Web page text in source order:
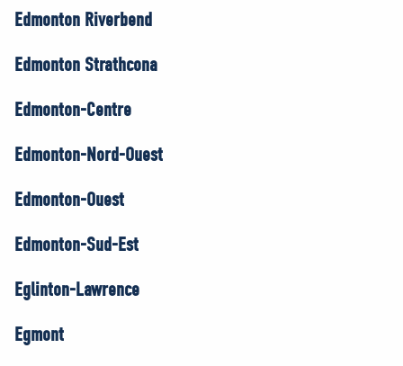
Edmonton Riverbend
Edmonton Strathcona
Edmonton-Centre
Edmonton-Nord-Ouest
Edmonton-Ouest
Edmonton-Sud-Est
Eglinton-Lawrence
Egmont